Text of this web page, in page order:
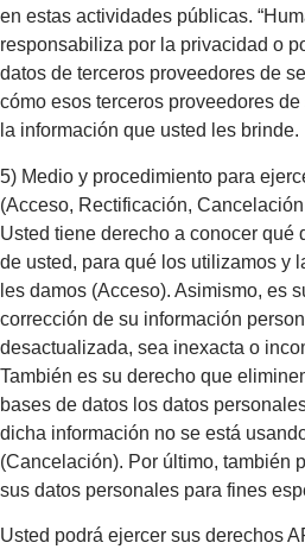
en estas actividades públicas.
responsabiliza por la privacidad o
datos de terceros proveedores de
cómo esos terceros proveedores
la información que usted les brinde.
5) Medio y procedimiento para
(Acceso, Rectificación,
Usted tiene derecho a conocer qué
de usted, para qué los utilizamos y
les damos (Acceso). Asimismo, es
corrección de su información
desactualizada, sea inexacta o
También es su derecho que
bases de datos los datos
dicha información no se está
(Cancelación). Por último, también
sus datos personales para fines
Usted podrá ejercer sus derechos